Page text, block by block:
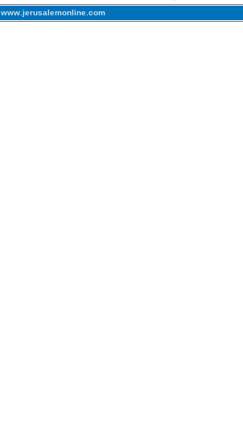
www.jerusalemonline.com